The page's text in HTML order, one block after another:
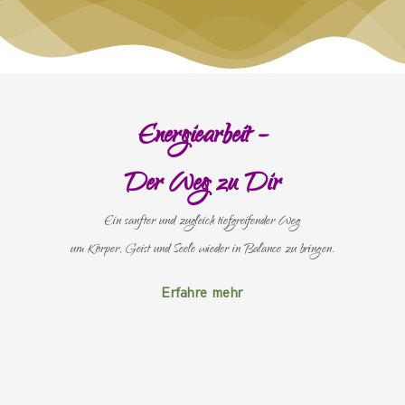
Energiearbeit –
Der Weg zu Dir
Ein sanfter und zugleich tiefgreifender Weg
um Körper, Geist und Seele wieder in Balance zu bringen.
Erfahre mehr